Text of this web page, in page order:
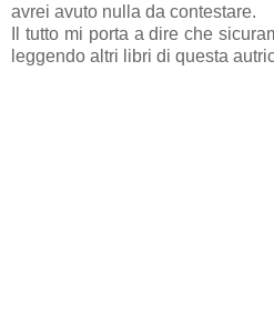
avrei avuto nulla da contestare.
Il tutto mi porta a dire che
leggendo altri libri di questa